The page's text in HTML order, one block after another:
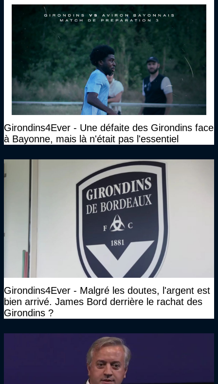
Girondins4Ever - Une défaite des Girondins face
à Bayonne, mais là n'était pas l'essentiel
Girondins4Ever - Malgré les doutes, l'argent est
bien arrivé. James Bord derrière le rachat des
Girondins ?